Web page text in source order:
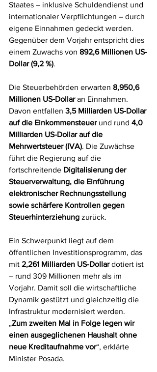
Staates – inklusive Schuldendienst und
internationaler Verpflichtungen – durch
eigene Einnahmen gedeckt werden.
Gegenüber dem Vorjahr entspricht dies
einem Zuwachs von 892,6 Millionen US-
Dollar (9,2 %).
Die Steuerbehörden erwarten 8,950,6
Millionen US-Dollar an Einnahmen.
Davon entfallen 3,5 Milliarden US-Dollar
auf die Einkommensteuer und rund 4,0
Milliarden US-Dollar auf die
Mehrwertsteuer (IVA). Die Zuwächse
führt die Regierung auf die
fortschreitende Digitalisierung der
Steuerverwaltung, die Einführung
elektronischer Rechnungsstellung
sowie schärfere Kontrollen gegen
Steuerhinterziehung zurück.
Ein Schwerpunkt liegt auf dem
öffentlichen Investitionsprogramm, das
mit 2,261 Milliarden US-Dollar dotiert ist
– rund 309 Millionen mehr als im
Vorjahr. Damit soll die wirtschaftliche
Dynamik gestützt und gleichzeitig die
Infrastruktur modernisiert werden.
„Zum zweiten Mal in Folge legen wir
einen ausgeglichenen Haushalt ohne
neue Kreditaufnahme vor“, erklärte
Minister Posada.